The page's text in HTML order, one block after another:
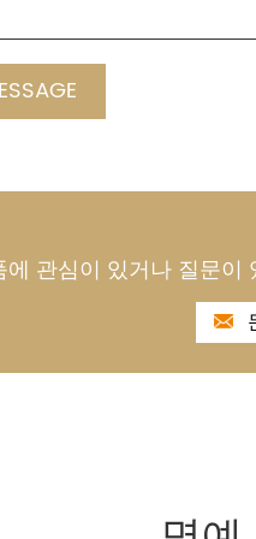
관심이 있거나 질문이